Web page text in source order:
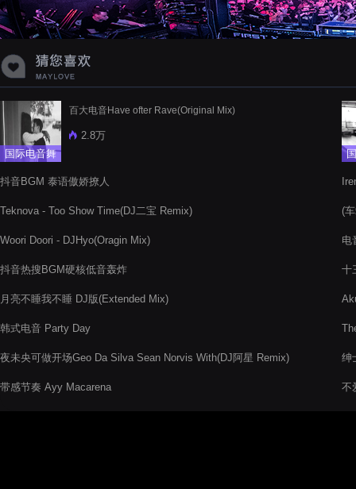
国际电音舞
百大电音Have ofter Rave(Original Mix)
2.8万
抖音BGM 泰语傲娇撩人
Teknova - Too Show Time(DJ二宝 Remix)
Woori Doori - DJHyo(Oragin Mix)
抖音热搜BGM硬核低音轰炸
月亮不睡我不睡 DJ版(Extended Mix)
韩式电音 Party Day
夜未央可做开场Geo Da Silva Sean Norvis With(DJ阿星 Remix)
带感节奏 Ayy Macarena
(
电
十
绅
不